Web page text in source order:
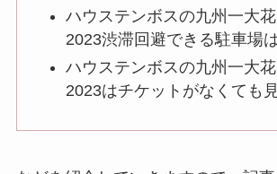
ハウステンボスの九州一大
2023渋滞回避できる駐車場
ハウステンボスの九州一大
2023はチケットがなくても